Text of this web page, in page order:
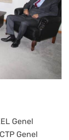
Genel
Genel